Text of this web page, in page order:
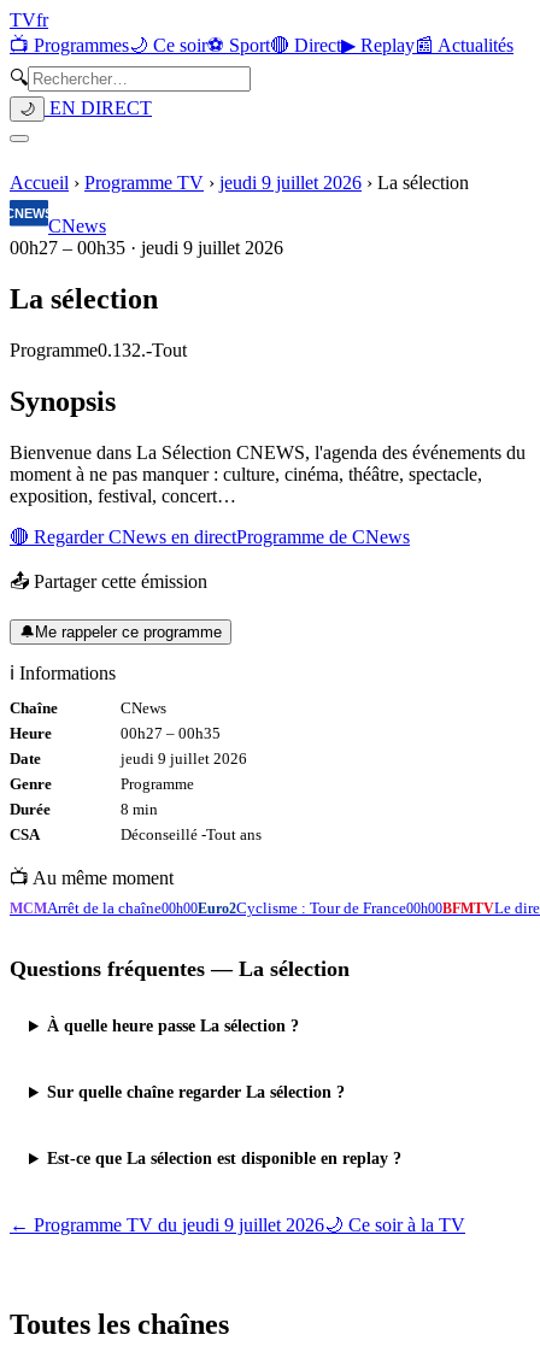
TVfr
📺 Programmes🌙 Ce soir⚽ Sport🔴 Direct▶ Replay📰 Actualités
🔍
🌙 EN DIRECT
Accueil › Programme TV › jeudi 9 juillet 2026 › La sélection
CNews
00h27 – 00h35 · jeudi 9 juillet 2026
La sélection
Programme0.132.-Tout
Synopsis
Bienvenue dans La Sélection CNEWS, l'agenda des événements du
moment à ne pas manquer : culture, cinéma, théâtre, spectacle,
exposition, festival, concert…
🔴 RegarderCNews en directProgramme de CNews
📤 Partager cette émission
🔔Me rappeler ce programme
ℹ️ Informations
Chaîne
CNews
Heure
00h27 – 00h35
Date
jeudi 9 juillet 2026
Genre
Programme
Durée
8 min
CSA
Déconseillé -Tout ans
📺 Au même moment
MCMArrêt de la chaîne00h00Euro2Cyclisme : Tour de France00h00BFMTVLe
Questions fréquentes — La sélection
À quelle heure passe La sélection ?
Sur quelle chaîne regarder La sélection ?
Est-ce que La sélection est disponible en replay ?
← Programme TV du jeudi 9 juillet 2026🌙 Ce soir à la TV
Toutes les chaînes